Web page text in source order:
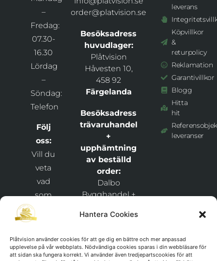
Hantera Cookies
Plåtvision använder cookies för att ge dig en bättre och mer anpassad
upplevelse på vår webbplats. Nödvändiga cookies sparas i din webbläsare för
att sidan ska fungera korrekt. Vi använder även tredjepartscookies för att
–
Fredag:
07.30-
16.30
Lördag
–
Söndag:
Telefon
Följ
oss:
Vill du
veta
vad
som
händer
hos
och
håll
order@platvision.se
Besöksadress
huvudlager:
Plåtvision
Håvesten 10,
458 92
Färgelanda
Besöksadress
trävaruhandel
+
upphämtning
av beställd
order:
Dalbo
Bygghandel +
Snixåsvägen 1,
Frändefors
leverans
Köpvillkor
&
returpolicy
Reklamation
Garantivillkor
Blogg
Hitta
hit
leveranser